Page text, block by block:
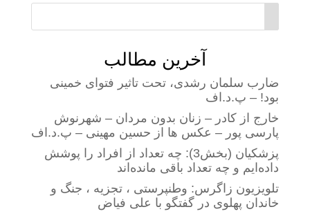
آخرین مطالب
ضارب سلمان رشدی، تحت تاثیر فتوای خمینی
بود! – پ.د.اف
خارج از کادر – زنان بدون مردان – شهرنوش
پارسی پور – عکس ها از حسین مهینی – پ.د.اف
پزشکیان (بخش3): چه تعداد از افراد را پوشش
داده‌ایم و چه تعداد باقی مانده‌اند
تلویزیون زاگرس: وطنپرستی ، تجزیه ، جنگ و
خاندان پهلوی در گفتگو با علی فیاض